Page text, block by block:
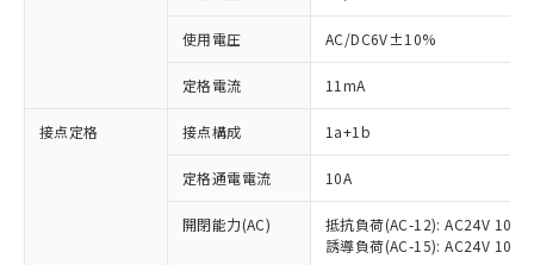
使用電圧 AC/DC6V±10%
定格電流 11mA
接点定格 接点構成 1a+1b
定格通電電流 10A
開閉能力(AC)
抵抗負荷(AC-12): AC24V 10A/
誘導負荷(AC-15): AC24V
ご利用条件
ご利用ください。
非含有に対応した製品が提供可能な商品で
有に対応した製品に切り替える予定のある
対応予定なし：EU RoHS指令（10物質）の
非含有に非対応の商品で、対応品を出す予
定はありません。
調査・確認中：EU RoHS指令（10物質）の